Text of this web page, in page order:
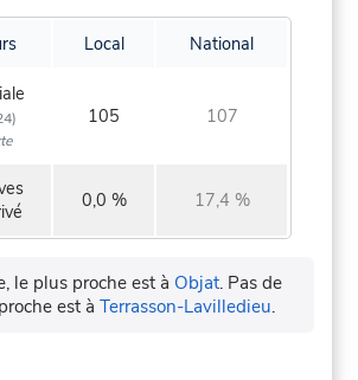
Local National
105 107
0,0 % 17,4 %
le plus proche est à Objat. Pas de
est àTerrasson-Lavilledieu.